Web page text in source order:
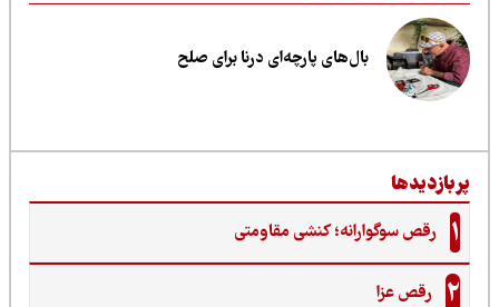
بال‌های پارچه‌ای درنا برای صلح
رقص سوگوارانه؛ کنشی مقاومتی
رقص عزا